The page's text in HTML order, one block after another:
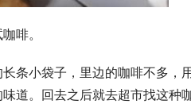
啡。
条小袋子，里边的咖啡不多，
道。回去之后就去超市找这种